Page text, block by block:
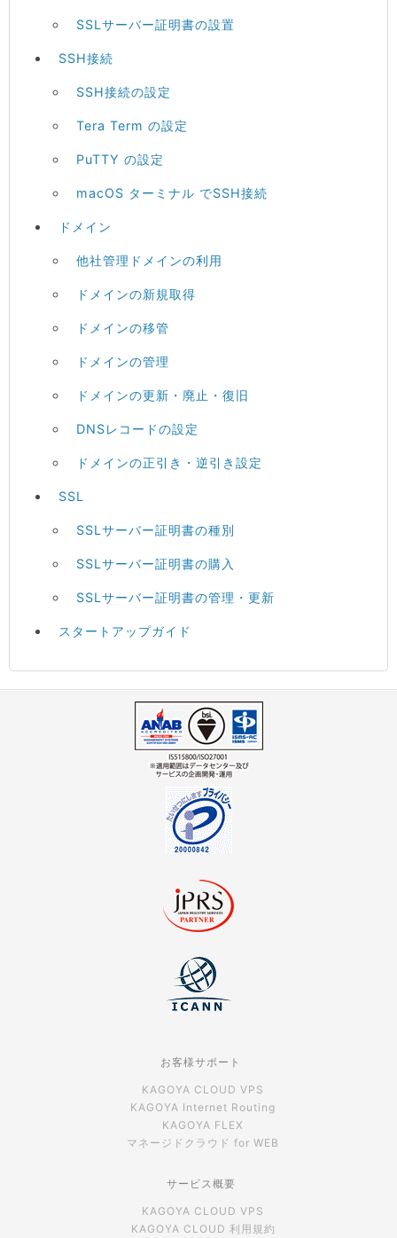
SSLサーバー証明書の設置
SSH接続
SSH接続の設定
Tera Term の設定
PuTTY の設定
macOS ターミナル でSSH接続
ドメイン
他社管理ドメインの利用
ドメインの新規取得
ドメインの移管
ドメインの管理
ドメインの更新・廃止・復旧
DNSレコードの設定
ドメインの正引き・逆引き設定
SSL
SSLサーバー証明書の種別
SSLサーバー証明書の購入
SSLサーバー証明書の管理・更新
スタートアップガイド
お客様サポート
KAGOYA CLOUD VPS
KAGOYA Internet Routing
KAGOYA FLEX
マネージドクラウド for WEB
サービス概要
KAGOYA CLOUD VPS
KAGOYA CLOUD 利用規約